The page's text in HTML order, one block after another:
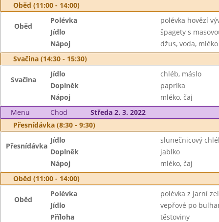
Oběd (11:00 - 14:00)
Oběd
Polévka
polévka hovězí
Jídlo
špagety s
Nápoj
džus, voda, mléko
Svačina (14:30 - 15:30)
Svačina
Jídlo
chléb, máslo
Doplněk
paprika
Nápoj
mléko, čaj
Menu
Chod
Středa 2. 3. 2022
Přesnídávka (8:30 - 9:30)
Přesnídávka
Jídlo
slunečnicový
Doplněk
jablko
Nápoj
mléko, čaj
Oběd (11:00 - 14:00)
Oběd
Polévka
polévka z jarní
Jídlo
vepřové po
Příloha
těstoviny